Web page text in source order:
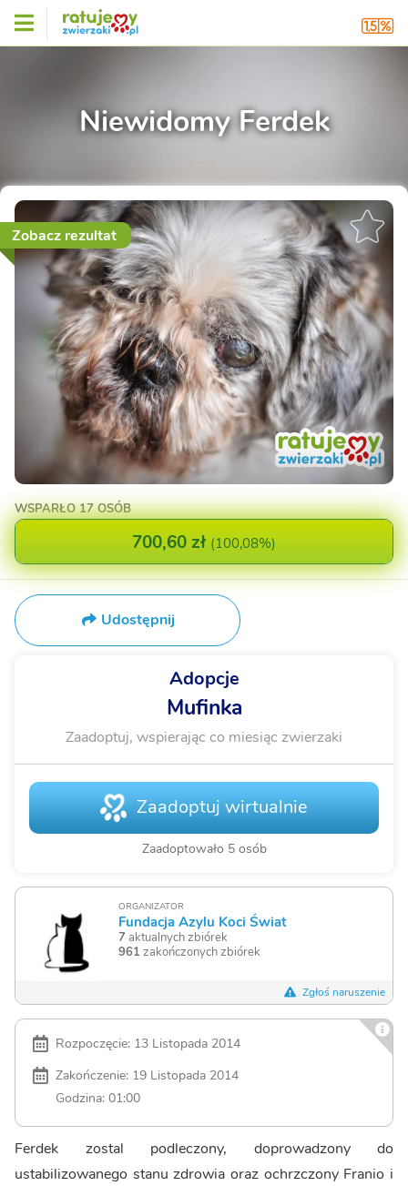
Niewidomy Ferdek
Zobacz rezultat
WSPARŁO17 OSÓB
700,60 zł (100,08%)
Udostępnij
Adopcje
Mufinka
Zaadoptuj, wspierając co miesiąc zwierzaki
Zaadoptuj wirtualnie
Zaadoptowało 5 osób
ORGANIZATOR
Fundacja Azylu Koci Świat
7 aktualnych zbiórek
961zakończonych zbiórek
Zgłoś naruszenie
Rozpoczęcie: 13 Listopada 2014
Zakończenie: 19 Listopada 2014
Godzina: 01:00
Ferdek zostal podleczony, doprowadzony do
ustabilizowanego stanu zdrowia oraz ochrzczony Franio i